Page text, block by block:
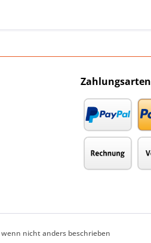
Zahlungsarten
nicht anders beschrieben